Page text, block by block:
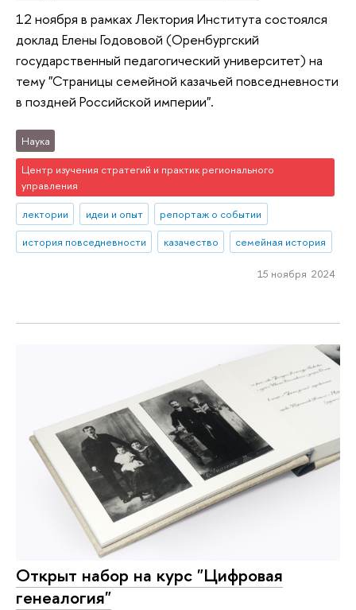
12 ноября в рамках Лектория Института состоялся
доклад Елены Годововой (Оренбургский
государственный педагогический университет) на
тему "Страницы семейной казачьей повседневности
в поздней Российской империи".
Наука
Центр изучения стратегий и практик регионального
управления
лектории
идеи и опыт
репортаж о событии
история повседневности
казачество семейная история
15 ноября 2024
Открыт набор на курс "Цифровая
генеалогия"